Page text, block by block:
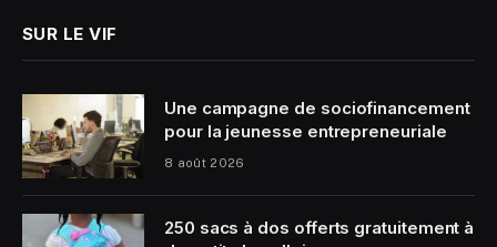
SUR LE VIF
Une campagne de sociofinancement
pour la jeunesse entrepreneuriale
8 août 2026
250 sacs à dos offerts gratuitement à